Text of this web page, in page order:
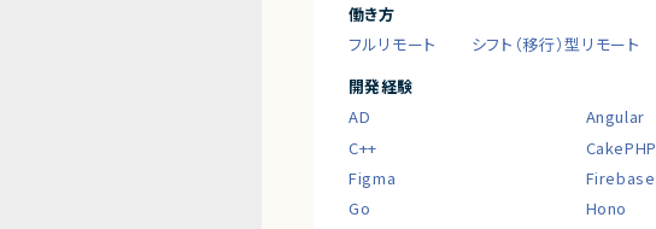
働き方
フルリモート
シフト（移行）型リモート
開発経験
AD
Angular
C++
CakePHP
Figma
Firebase
Go
Hono